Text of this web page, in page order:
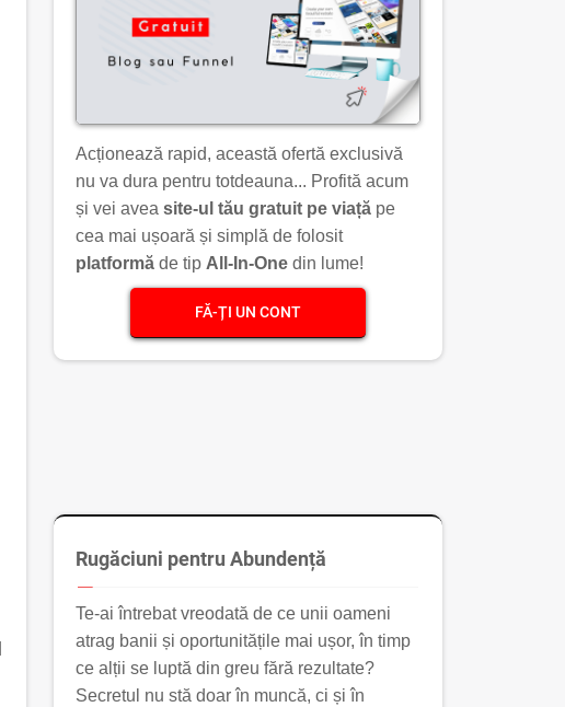
Acționează rapid, această ofertă exclusivă
nu va dura pentru totdeauna... Profită acum
și vei avea site-ul tău gratuit pe viață pe
cea mai ușoară și simplă de folosit
platformă de tip All-In-One din lume!
FĂ-ȚI UN CONT
Rugăciuni pentru Abundență
Te-ai întrebat vreodată de ce unii oameni
atrag banii și oportunitățile mai ușor, în timp
ce alții se luptă din greu fără rezultate?
Secretul nu stă doar în muncă, ci și în